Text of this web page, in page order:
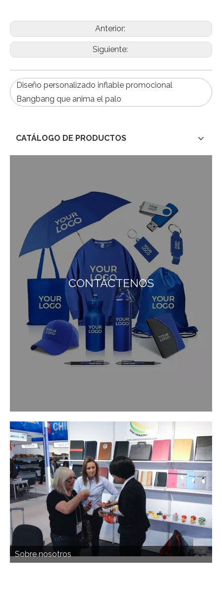
Anterior:
Siguiente:
Diseño personalizado inflable promocional
Bangbang que anima el palo
CATÁLOGO DE PRODUCTOS
CONTÁCTENOS
Sobre nosotros